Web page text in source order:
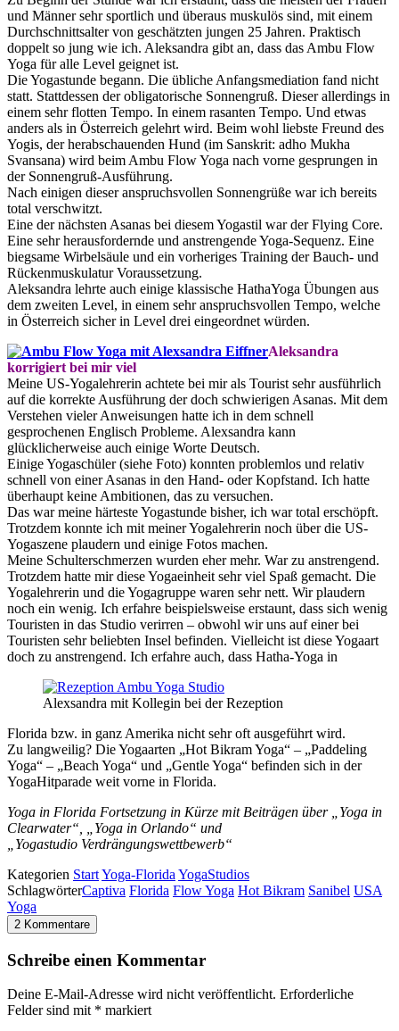
und Männer sehr sportlich und überaus muskulös sind, mit einem
Durchschnittsalter von geschätzten jungen 25 Jahren. Praktisch
doppelt so jung wie ich. Aleksandra gibt an, dass das Ambu Flow
Yoga für alle Level geignet ist.
Die Yogastunde begann. Die übliche Anfangsmediation fand nicht
statt. Stattdessen der obligatorische Sonnengruß. Dieser allerdings in
einem sehr flotten Tempo. In einem rasanten Tempo. Und etwas
anders als in Österreich gelehrt wird. Beim wohl liebste Freund des
Yogis, der herabschauenden Hund (im Sanskrit: adho Mukha
Svansana) wird beim Ambu Flow Yoga nach vorne gesprungen in
der Sonnengruß-Ausführung.
Nach einigen dieser anspruchsvollen Sonnengrüße war ich bereits
total verschwitzt.
Eine der nächsten Asanas bei diesem Yogastil war der Flying Core.
Eine sehr herausfordernde und anstrengende Yoga-Sequenz. Eine
biegsame Wirbelsäule und ein vorheriges Training der Bauch- und
Rückenmuskulatur Voraussetzung.
Aleksandra lehrte auch einige klassische HathaYoga Übungen aus
dem zweiten Level, in einem sehr anspruchsvollen Tempo, welche
in Österreich sicher in Level drei eingeordnet würden.
Aleksandra
korrigiert bei mir viel
Meine US-Yogalehrerin achtete bei mir als Tourist sehr ausführlich
auf die korrekte Ausführung der doch schwierigen Asanas. Mit dem
Verstehen vieler Anweisungen hatte ich in dem schnell
gesprochenen Englisch Probleme. Alexsandra kann
glücklicherweise auch einige Worte Deutsch.
Einige Yogaschüler (siehe Foto) konnten problemlos und relativ
schnell von einer Asanas in den Hand- oder Kopfstand. Ich hatte
überhaupt keine Ambitionen, das zu versuchen.
Das war meine härteste Yogastunde bisher, ich war total erschöpft.
Trotzdem konnte ich mit meiner Yogalehrerin noch über die US-
Yogaszene plaudern und einige Fotos machen.
Meine Schulterschmerzen wurden eher mehr. War zu anstrengend.
Trotzdem hatte mir diese Yogaeinheit sehr viel Spaß gemacht. Die
Yogalehrerin und die Yogagruppe waren sehr nett. Wir plaudern
noch ein wenig. Ich erfahre beispielsweise erstaunt, dass sich wenig
Touristen in das Studio verirren – obwohl wir uns auf einer bei
Touristen sehr beliebten Insel befinden. Vielleicht ist diese Yogaart
doch zu anstrengend. Ich erfahre auch, dass Hatha-Yoga in
Alexsandra mit Kollegin bei der Rezeption
Florida bzw. in ganz Amerika nicht sehr oft ausgeführt wird.
Zu langweilig? Die Yogaarten „Hot Bikram Yoga“ – „Paddeling
Yoga“ – „Beach Yoga“ und „Gentle Yoga“ befinden sich in der
YogaHitparade weit vorne in Florida.
Yoga in Florida Fortsetzung in Kürze mit Beiträgen über „Yoga in
Clearwater“, „Yoga in Orlando“ und
„Yogastudio Verdrängungswettbewerb“
Kategorien StartYoga-Florida YogaStudios
SchlagwörterCaptiva Florida Flow Yoga Hot Bikram Sanibel USA
Yoga
2 Kommentare
Schreibe einen Kommentar
Deine E-Mail-Adresse wird nicht veröffentlicht. Erforderliche
Felder sind mit * markiert